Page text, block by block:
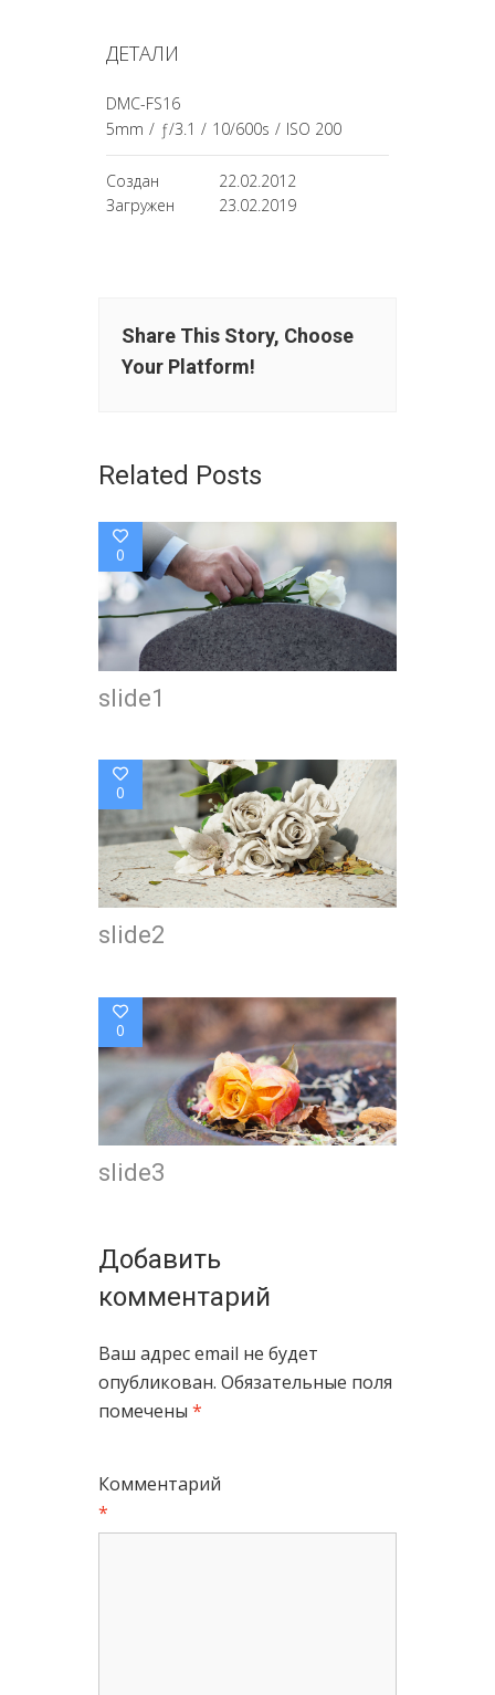
ДЕТАЛИ
DMC-FS16
5mm / ƒ/3.1 / 10/600s / ISO 200
Создан
22.02.2012
Загружен
23.02.2019
Share This Story, Choose
Your Platform!
Related Posts
0
slide1
0
slide2
0
slide3
Добавить
комментарий
Ваш адрес email не будет
опубликован. Обязательные поля
помечены *
Комментарий
*